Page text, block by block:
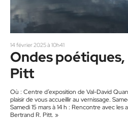
14 février 2025 à 10h41
Ondes
Pitt
Où : Centre d’exposition de Val-David
plaisir de vous accueillir au vernissage.
Samedi 15 mars à 14 h : Rencontre avec
Bertrand R. Pitt. »